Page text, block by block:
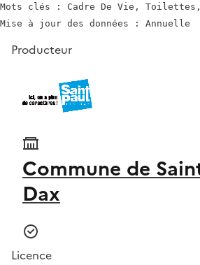
Mots clés : Cadre De Vie,
Producteur
Commune de
Dax
Licence